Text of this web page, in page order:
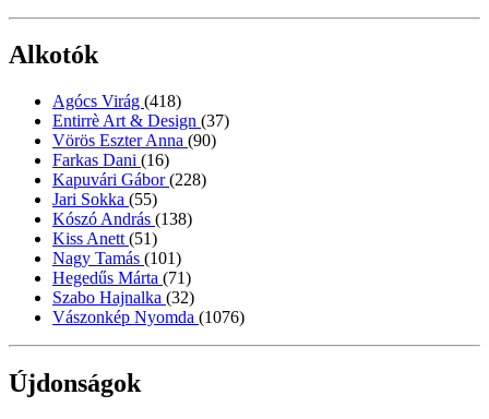
Alkotók
Agócs Virág (418)
Entirrè Art & Design (37)
Vörös Eszter Anna (90)
Farkas Dani (16)
Kapuvári Gábor(228)
Jari Sokka (55)
Kószó András (138)
Kiss Anett (51)
Nagy Tamás (101)
Hegedűs Márta (71)
Szabo Hajnalka (32)
Vászonkép Nyomda (1076)
Újdonságok